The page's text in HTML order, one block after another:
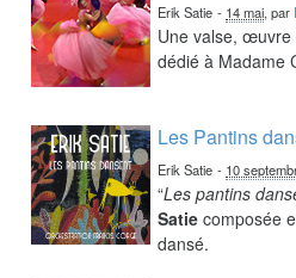
Erik Satie - 14 mai, par
Une valse, œuvre
dédié à Madame
Les Pantins
Erik Satie - 10
“Les pantins
Satie composée
dansé.